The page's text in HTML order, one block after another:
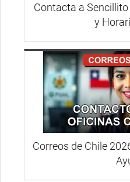
Contacta a Sencillito
y
Correos de Chile